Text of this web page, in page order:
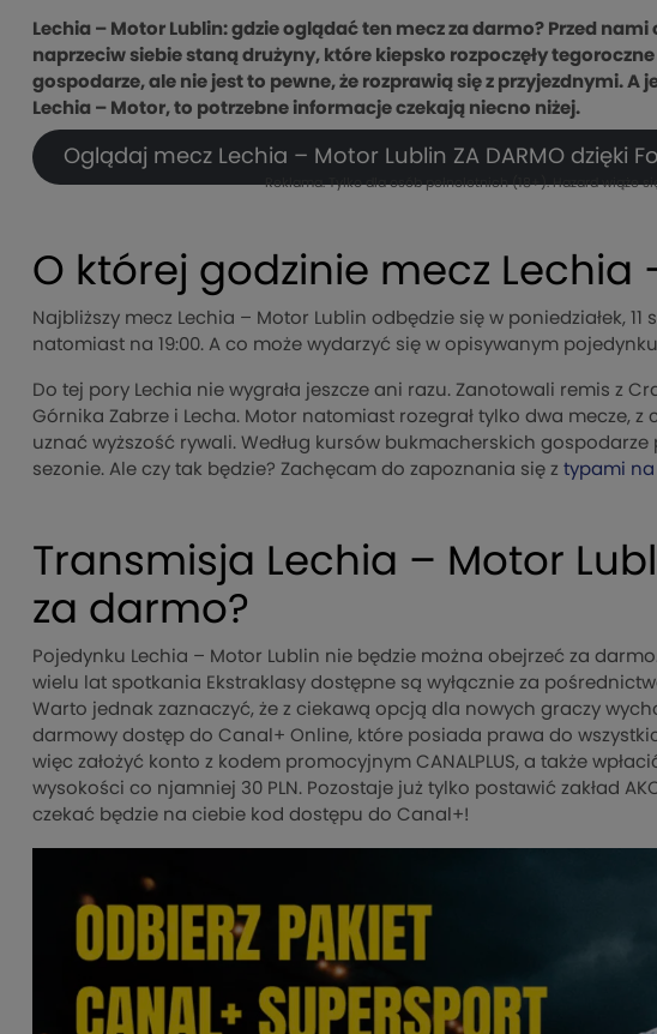
Lechia – Motor Lublin: gdzie oglądać ten mecz za darmo? Przed
naprzeciw siebie staną drużyny, które kiepsko rozpoczęły
gospodarze, ale nie jest to pewne, że rozprawią się z przyjezdnymi. A
Lechia – Motor, to potrzebne informacje czekają niecno niżej.
Oglądaj mecz Lechia – Motor Lublin ZA DARMO dzięki
Reklama. Tylko dla osób pełnoletnich (18+). Hazard wiąże
O której godzinie mecz Lechia
Najbliższy mecz Lechia – Motor Lublin odbędzie się w poniedziałek,
natomiast na 19:00. A co może wydarzyć się w opisywanym
Do tej pory Lechia nie wygrała jeszcze ani razu. Zanotowali remis z
Górnika Zabrze i Lecha. Motor natomiast rozegrał tylko dwa mecze, z
uznać wyższość rywali. Według kursów bukmacherskich
sezonie. Ale czy tak będzie? Zachęcam do zapoznania się z typami na
Transmisja Lechia – Motor
za darmo?
Pojedynku Lechia – Motor Lublin nie będzie można obejrzeć za
wielu lat spotkania Ekstraklasy dostępne są wyłącznie za
Warto jednak zaznaczyć, że z ciekawą opcją dla nowych graczy
darmowy dostęp do Canal+ Online, które posiada prawa do
więc założyć konto z kodem promocyjnym CANALPLUS, a także
wysokości co njamniej 30 PLN. Pozostaje już tylko postawić zakład
czekać będzie na ciebie kod dostępu do Canal+!